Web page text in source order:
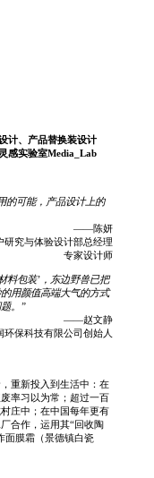
计、产品替换装设计
感实验室Media_Lab
的可能，产品设计上的
——陈妍
研究与体验设计部总经理
专家设计师
料包装’，东边野兽已把
用颜值高端大气的方式
。”
——赵文静
环保科技有限公司创始人
重新投入到生活中：在
率习以为常；超过一百
庄中；在中国每年更有
合作，运用其“回收陶
面膜霜（景德镇白瓷